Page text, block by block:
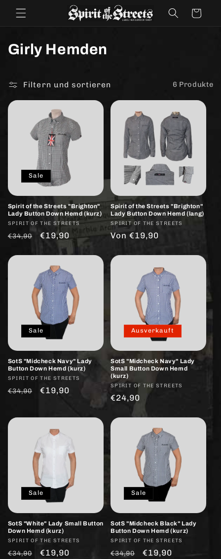
zum
Inhalt
Warenkorb
K
t
e
i
e
:
Girly Hemden
Filtern und sortieren 6 Produkte
Sale
Spirit of the Streets "Brighton"
Lady Button Down Hemd (kurz)
Anbieter:
SPIRIT OF THE STREETS
Normaler
€34,90 Verkaufspreis
€19,90
Spirit of the Streets "Brighton"
Lady Button Down Hemd (lang)
Anbieter:
SPIRIT OF THE STREETS
Normaler
Von €19,90
Sale
SotS "Midcheck Navy" Lady
Button Down Hemd (kurz)
Anbieter:
SPIRIT OF THE STREETS
Normaler
€34,90 Verkaufspreis
€19,90
Ausverkauft
SotS "Midcheck Navy" Lady
Small Button Down Hemd
(kurz)
Anbieter:
SPIRIT OF THE STREETS
Normaler
€24,90
Sale
SotS "White" Lady Small Button
Down Hemd (kurz)
Anbieter:
SPIRIT OF THE STREETS
Normaler
€34,90 Verkaufspreis
€19,90
Sale
SotS "Midcheck Black" Lady
Button Down Hemd (kurz)
Anbieter:
SPIRIT OF THE STREETS
Normaler
€34,90 Verkaufspreis
€19,90